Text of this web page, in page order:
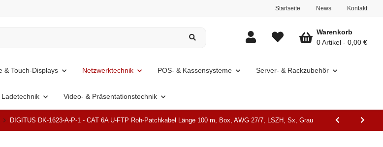
Startseite News Kontakt
& Touch-Displays Netzwerktechnik POS- & Kassensysteme Server- & Rackzubehör
Video- & Präsentationstechnik
Warenkorb
0 Artikel
0,00 €
DIGITUS DK-1623-A-P-1 - CAT 6A U-FTP Roh-Patchkabel Länge 100 m, Box, AWG 27/7, LSZH, Sx, Grau